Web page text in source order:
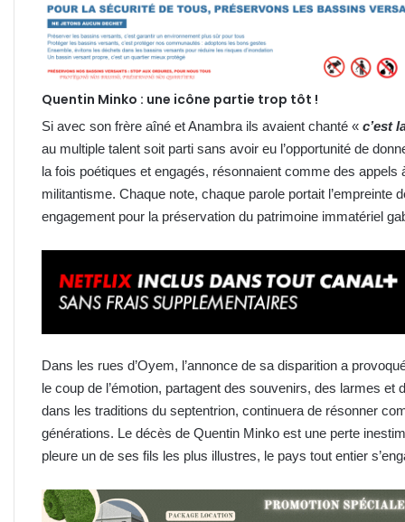
Quentin Minko : une icône partie trop tôt !
Si avec son frère aîné et Anambra ils avaient chanté « c’est
au multiple talent soit parti sans avoir eu l’opportunité de
la fois poétiques et engagés, résonnaient comme des
militantisme. Chaque note, chaque parole portait l’empreinte
engagement pour la préservation du patrimoine immatériel
Dans les rues d’Oyem, l’annonce de sa disparition a
le coup de l’émotion, partagent des souvenirs, des larmes
dans les traditions du septentrion, continuera de résonner
générations. Le décès de Quentin Minko est une perte
pleure un de ses fils les plus illustres, le pays tout entier